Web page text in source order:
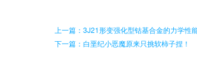
上一篇：3J21形变强化型钴基合金的力学性
下一篇：白垩纪小恶魔原来只挑软柿子捏！